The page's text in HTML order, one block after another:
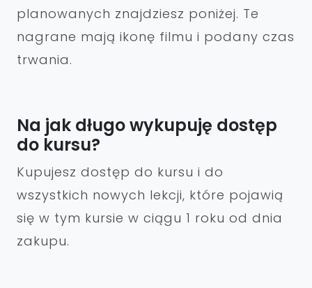
planowanych znajdziesz poniżej. Te
nagrane mają ikonę filmu i podany czas
trwania.
Na jak długo wykupuję dostęp
do kursu?
Kupujesz dostęp do kursu i do
wszystkich nowych lekcji, które pojawią
się w tym kursie w ciągu 1 roku od dnia
zakupu.